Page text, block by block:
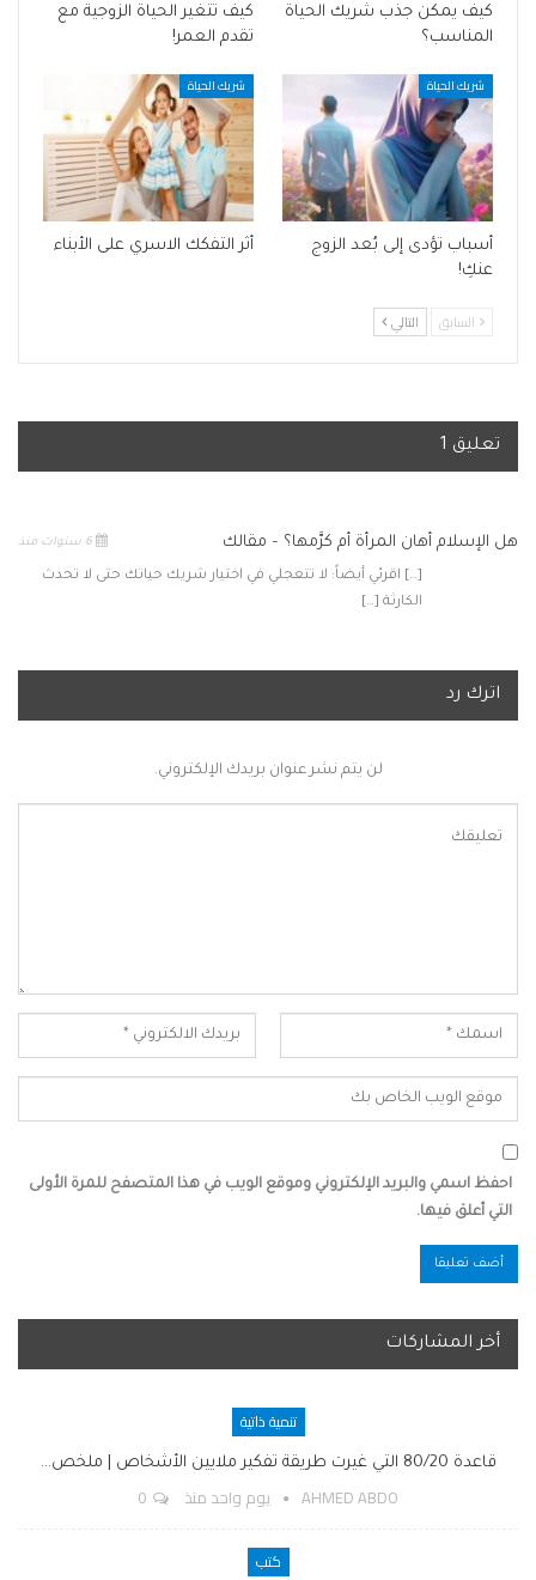
كيف يمكن جذب شريك الحياة
المناسب؟
كيف تتغير الحياة الزوجية مع
تقدم العمر!
شريك الحياة
أسباب تؤدى إلى بُعد الزوج
عنكِ!
شريك الحياة
أثر التفكك الاسري على الأبناء
السابق التالي
تعليق 1
هل الإسلام أهان المرأة أم كرَّمها؟ – مقالك
[…] اقرئي أيضاً: لا تتعجلي في اختيار شريك حياتك حتى لا تحدث
الكارثة […]
اترك رد
لن يتم نشر عنوان بريدك الإلكتروني.
احفظ اسمي والبريد الإلكتروني وموقع الويب في هذا المتصفح للمرة الأولى
التي أعلق فيها.
أخر المشاركات
تنمية ذاتية
قاعدة 80/20 التي غيرت طريقة تفكير ملايين الأشخاص | ملخص…
AHMED ABDO يوم واحد منذ
كتب